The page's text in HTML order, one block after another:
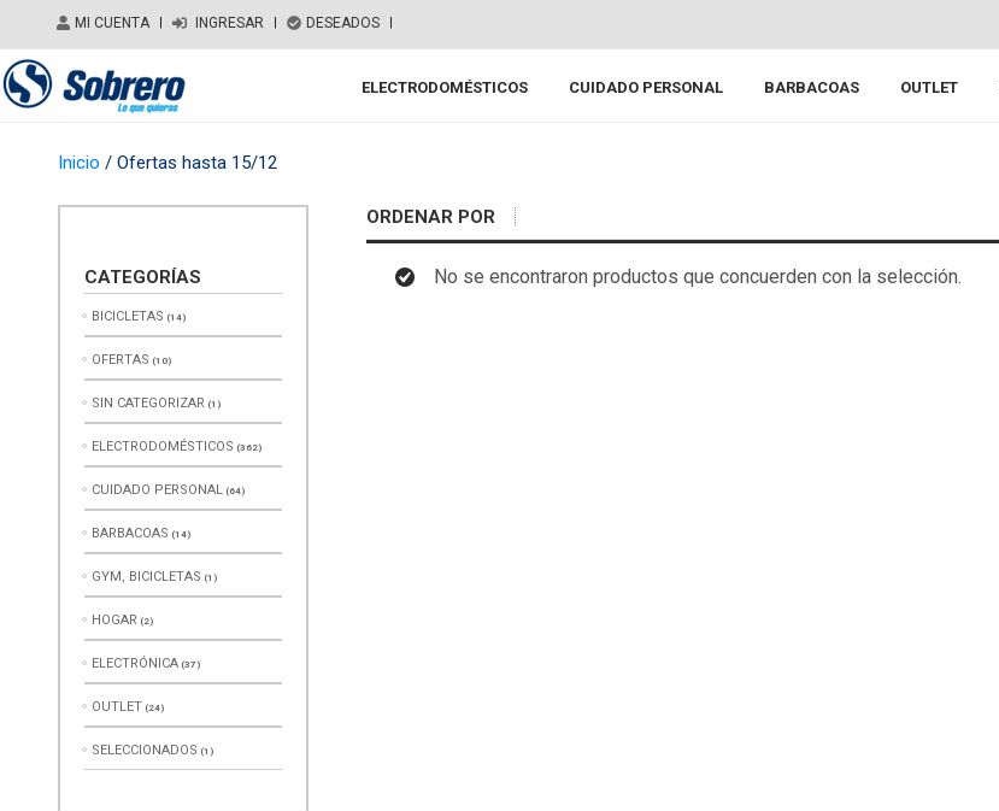
MI CUENTA | INGRESAR | DESEADOS |
Salir del contenido
Main Navigation ELECTRODOMÉSTICOS CUIDADO PERSONAL BARBACOAS OUTLET
Inicio / Ofertas hasta 15/12
CATEGORÍAS
BICICLETAS (14)
OFERTAS (10)
SIN CATEGORIZAR (1)
ELECTRODOMÉSTICOS (362)
CUIDADO PERSONAL (64)
BARBACOAS (14)
GYM, BICICLETAS (1)
HOGAR (2)
ELECTRÓNICA (37)
OUTLET (24)
SELECCIONADOS (1)
ORDENAR POR
No se encontraron productos que concuerden con la selección.